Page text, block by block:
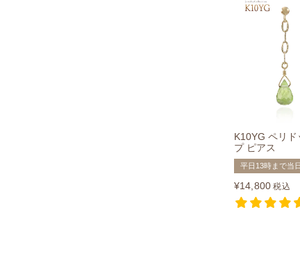
K10YG ペリ
プ ピアス
平日13時まで当
¥14,800 税込